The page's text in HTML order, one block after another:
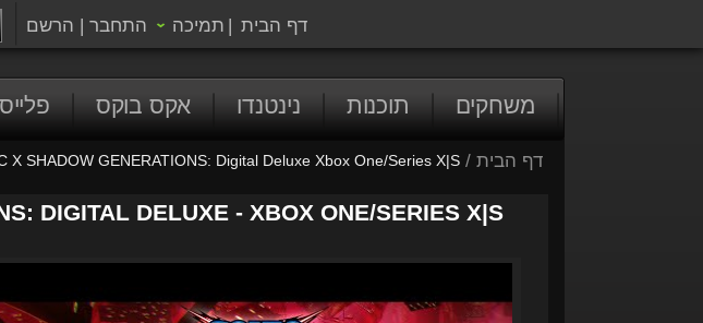
דף הבית | תמיכה התחבר | הרשם
אקס בוקס נינטנדו תוכנות משחקים
דף הבית /
X SHADOW GENERATIONS: Digital Deluxe Xbox One/Series X|S
DIGITAL DELUXE - XBOX ONE/SERIES X|S